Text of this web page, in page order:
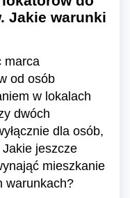
Jakie warunki
marca
od osób
w lokalach
dwóch
dla osób,
Jakie jeszcze
mieszkanie
warunkach?